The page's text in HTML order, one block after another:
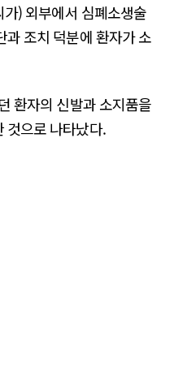
) 외부에서 심폐소생술
과 조치 덕분에 환자가 소
환자의 신발과 소지품을
것으로 나타났다.